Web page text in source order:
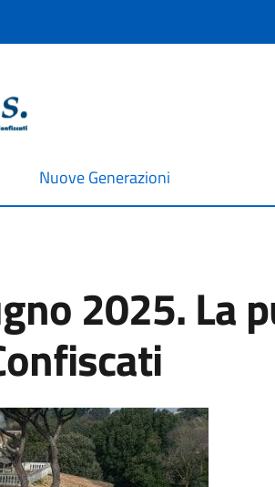
Nuove Generazioni
2025. La